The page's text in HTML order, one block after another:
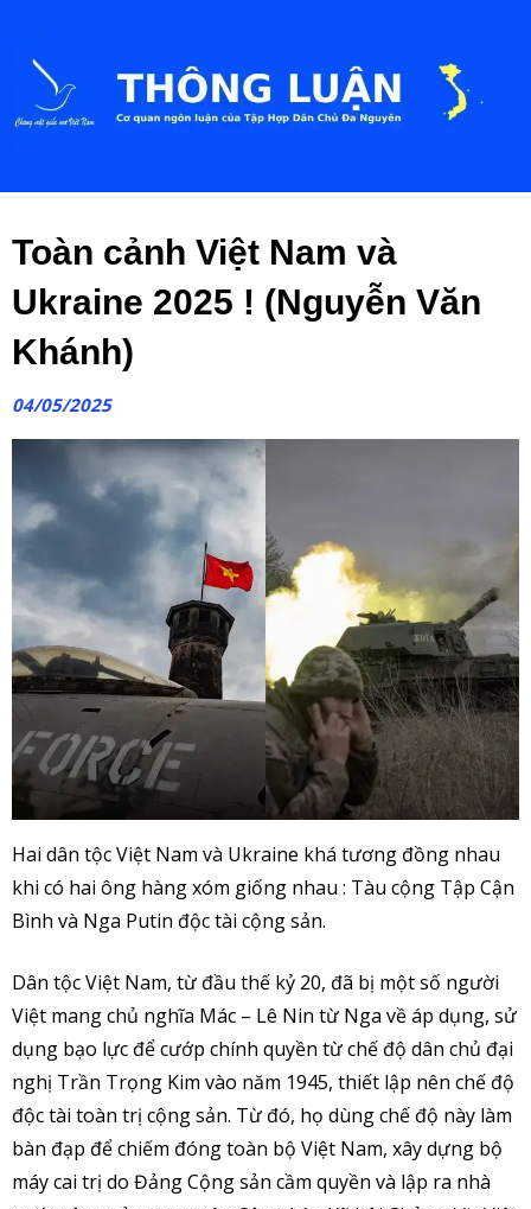
Toàn cảnh Việt Nam và
Ukraine 2025 ! (Nguyễn Văn
Khánh)
04/05/2025
Hai dân tộc Việt Nam và Ukraine khá tương đồng nhau
khi có hai ông hàng xóm giống nhau : Tàu cộng Tập Cận
Bình và Nga Putin độc tài cộng sản.
Dân tộc Việt Nam, từ đầu thế kỷ 20, đã bị một số người
Việt mang chủ nghĩa Mác – Lê Nin từ Nga về áp dụng, sử
dụng bạo lực để cướp chính quyền từ chế độ dân chủ đại
nghị Trần Trọng Kim vào năm 1945, thiết lập nên chế độ
độc tài toàn trị cộng sản. Từ đó, họ dùng chế độ này làm
bàn đạp để chiếm đóng toàn bộ Việt Nam, xây dựng bộ
máy cai trị do Đảng Cộng sản cầm quyền và lập ra nhà